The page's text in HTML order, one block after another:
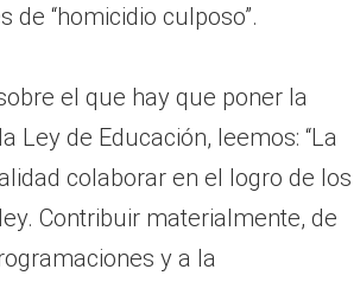
“homicidio culposo”.
el que hay que poner la
Ley de Educación, leemos: “La
colaborar en el logro de los
Contribuir materialmente, de
y a la